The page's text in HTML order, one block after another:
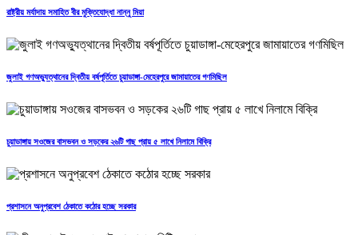
রাষ্ট্রীয় মর্যাদায় সমাহিত বীর মুক্তিযোদ্ধা নান্নু মিয়া
জুলাই গণঅভ্যুত্থানের দ্বিতীয় বর্ষপূর্তিতে চুয়াডাঙ্গা-মেহেরপুরে জামায়াতের গণমিছিল
চুয়াডাঙ্গায় সওজের বাসভবন ও সড়কের ২৬টি গাছ প্রায় ৫ লাখে নিলামে বিক্রি
প্রশাসনে অনুপ্রবেশ ঠেকাতে কঠোর হচ্ছে সরকার